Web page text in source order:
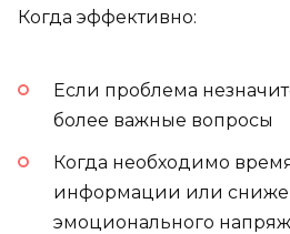
Когда эффективно:
Если проблема
более важные вопросы
Когда необходимо
информации или
эмоционального